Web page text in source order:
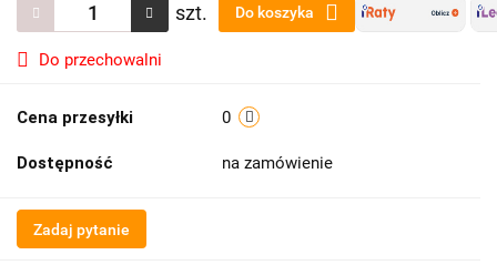
szt. Do koszyka
Do przechowalni
Cena przesyłki 0
Dostępność na zamówienie
Zadaj pytanie